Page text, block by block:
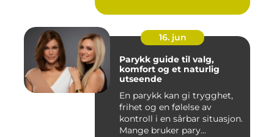
16. jun
Parykk guide til valg,
komfort og et naturlig
utseende
En parykk kan gi trygghet,
frihet og en følelse av
kontroll i en sårbar situasjon.
Mange bruker pary...